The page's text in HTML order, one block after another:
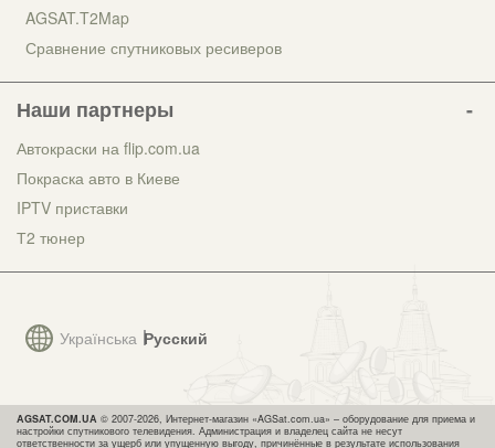
Українська Русский
AGSAT.T2Map
Сравнение спутниковых ресиверов
Наши партнеры
Автокраски на flip.com.ua
Покраска авто в Киеве
IPTV приставки
Т2 тюнер
AGSAT.COM.UA © 2007-2026, Интернет-магазин «AGSat.com.ua» – оборудование для приема и
настройки спутникового телевидения. Администрация и владелец сайта не несут
ответственности за ущерб или упущенную выгоду, причинённые в результате использования